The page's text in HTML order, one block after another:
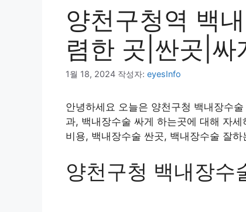
양천구청역 백
렴한 곳|싼곳|싸
1월 18, 2024 작성자: eyesInfo
안녕하세요 오늘은 양천구청 백내장수
과, 백내장수술 싸게 하는곳에 대해 자
비용, 백내장수술 싼곳, 백내장수술 잘
양천구청 백내장수